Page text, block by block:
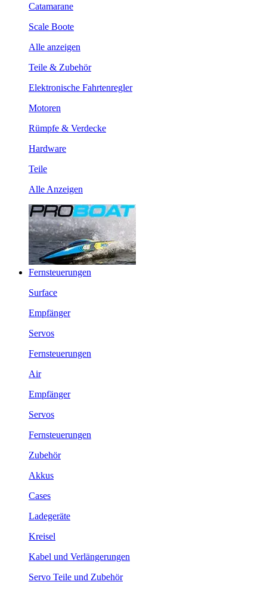
Catamarane
Scale Boote
Alle anzeigen
Teile & Zubehör
Elektronische Fahrtenregler
Motoren
Rümpfe & Verdecke
Hardware
Teile
Alle Anzeigen
Fernsteuerungen
Surface
Empfänger
Servos
Fernsteuerungen
Air
Empfänger
Servos
Fernsteuerungen
Zubehör
Akkus
Cases
Ladegeräte
Kreisel
Kabel und Verlängerungen
Servo Teile und Zubehör